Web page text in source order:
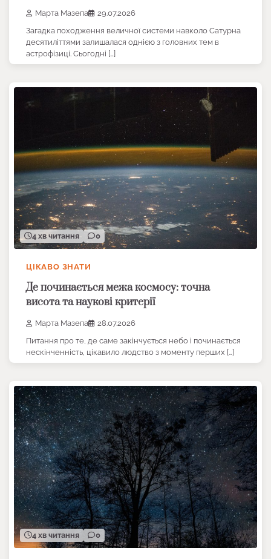
Марта Мазепа
29.07.2026
Загадка походження величної системи навколо Сатурна
десятиліттями залишалася однією з головних тем в
астрофізиці. Сьогодні […]
4 хв читання 0
ЦІКАВО ЗНАТИ
Де починається межа космосу: точна
висота та наукові критерії
Марта Мазепа
28.07.2026
Питання про те, де саме закінчується небо і починається
нескінченність, цікавило людство з моменту перших […]
4 хв читання 0